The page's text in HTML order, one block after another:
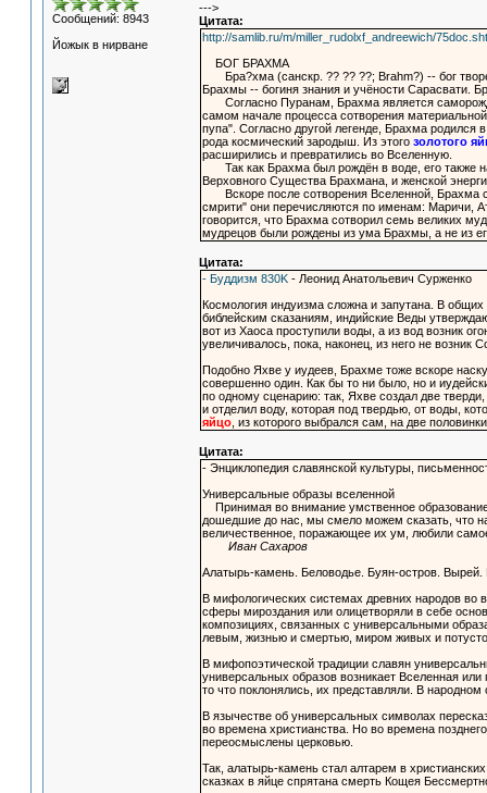
Сообщений: 8943
Йожык в нирване
--->
Цитата:
http://samlib.ru/m/miller_rudolxf_andreewich/
БОГ БРАХМА
Бра?хма (санскр. ?? ?? ??; Brahm?) -- бог
Брахмы -- богиня знания и учёности Сарасвати.
Согласно Пуранам, Брахма является
самом начале процесса сотворения
пупа". Согласно другой легенде, Брахма
рода космический зародыш. Из этого золотого
расширились и превратились во Вселенную.
Так как Брахма был рождён в воде, его также
Верховного Существа Брахмана, и женской
Вскоре после сотворения Вселенной, Брахма
смрити" они перечисляются по именам: Маричи,
говорится, что Брахма сотворил семь великих
мудрецов были рождены из ума Брахмы, а не из
Цитата:
- Буддизм 830K- Леонид Анатольевич Сурженко
Космология индуизма сложна и запутана. В
библейским сказаниям, индийские Веды
вот из Хаоса проступили воды, а из вод возник
увеличивалось, пока, наконец, из него не возник
Подобно Яхве у иудеев, Брахме тоже вскоре
совершенно один. Как бы то ни было, но и
по одному сценарию: так, Яхве создал две
и отделил воду, которая под твердью, от воды,
яйцо, из которого выбрался сам, на две
Цитата:
- Энциклопедия славянской культуры,
Универсальные образы вселенной
Принимая во внимание умственное
дошедшие до нас, мы смело можем сказать, что
величественное, поражающее их ум, любили
Иван Сахаров
Алатырь-камень. Беловодье. Буян-остров.
В мифологических системах древних народов
сферы мироздания или олицетворяли в себе
композициях, связанных с универсальными
левым, жизнью и смертью, миром живых и
В мифопоэтической традиции славян
универсальных образов возникает Вселенная
то что поклонялись, их представляли. В
В язычестве об универсальных символах
во времена христианства. Но во времена
переосмыслены церковью.
Так, алатырь-камень стал алтарем в
сказках в яйце спрятана смерть Кощея